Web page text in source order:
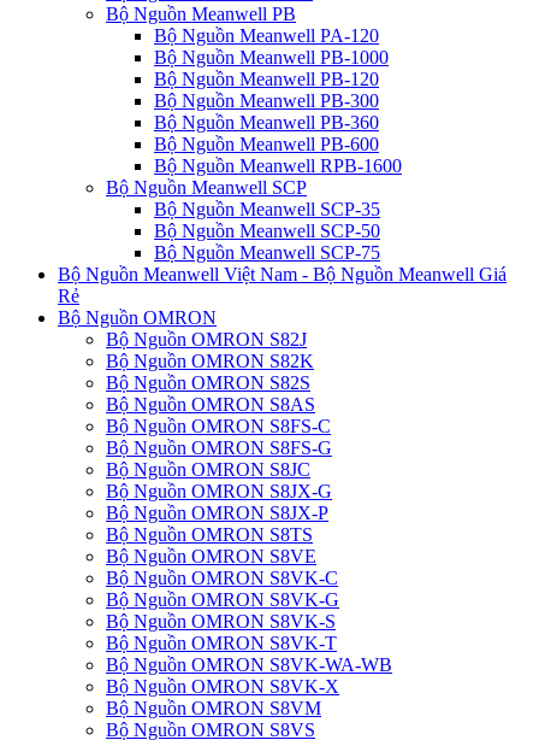
Bộ Nguồn Meanwell PB
Bộ Nguồn Meanwell PA-120
Bộ Nguồn Meanwell PB-1000
Bộ Nguồn Meanwell PB-120
Bộ Nguồn Meanwell PB-300
Bộ Nguồn Meanwell PB-360
Bộ Nguồn Meanwell PB-600
Bộ Nguồn Meanwell RPB-1600
Bộ Nguồn Meanwell SCP
Bộ Nguồn Meanwell SCP-35
Bộ Nguồn Meanwell SCP-50
Bộ Nguồn Meanwell SCP-75
Bộ Nguồn Meanwell Việt Nam - Bộ Nguồn Meanwell Giá
Rẻ
Bộ Nguồn OMRON
Bộ Nguồn OMRON S82J
Bộ Nguồn OMRON S82K
Bộ Nguồn OMRON S82S
Bộ Nguồn OMRON S8AS
Bộ Nguồn OMRON S8FS-C
Bộ Nguồn OMRON S8FS-G
Bộ Nguồn OMRON S8JC
Bộ Nguồn OMRON S8JX-G
Bộ Nguồn OMRON S8JX-P
Bộ Nguồn OMRON S8TS
Bộ Nguồn OMRON S8VE
Bộ Nguồn OMRON S8VK-C
Bộ Nguồn OMRON S8VK-G
Bộ Nguồn OMRON S8VK-S
Bộ Nguồn OMRON S8VK-T
Bộ Nguồn OMRON S8VK-WA-WB
Bộ Nguồn OMRON S8VK-X
Bộ Nguồn OMRON S8VM
Bộ Nguồn OMRON S8VS